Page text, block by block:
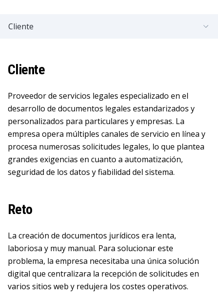
Cliente
Cliente
Proveedor de servicios legales especializado en el
desarrollo de documentos legales estandarizados y
personalizados para particulares y empresas. La
empresa opera múltiples canales de servicio en línea y
procesa numerosas solicitudes legales, lo que plantea
grandes exigencias en cuanto a automatización,
seguridad de los datos y fiabilidad del sistema.
Reto
La creación de documentos jurídicos era lenta,
laboriosa y muy manual. Para solucionar este
problema, la empresa necesitaba una única solución
digital que centralizara la recepción de solicitudes en
varios sitios web y redujera los costes operativos.